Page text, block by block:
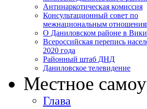
Антинаркотическая комиссия
Консультационный совет по
межнациональным
О Даниловском районе в
Всероссийская перепись
2020 года
Районный штаб ДНД
Даниловское телевидение
Местное
Глава